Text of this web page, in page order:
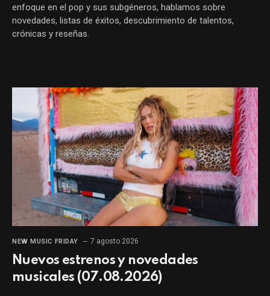
enfoque en el pop y sus subgéneros, hablamos sobre
novedades, listas de éxitos, descubrimiento de talentos,
crónicas y reseñas.
NEW MUSIC FRIDAY 7 agosto 2026
Nuevos estrenos y novedades
musicales (07.08.2026)